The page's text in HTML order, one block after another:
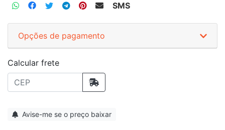
SMS
Opções de pagamento
Calcular frete
Avise-me se o preço baixar